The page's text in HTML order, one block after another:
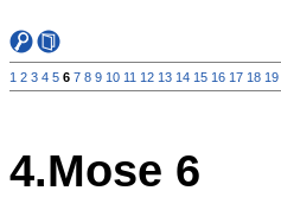
1 2 3 4 5 6 7 8 9 10 11 12 13 14 15 16 17 18 19
4.Mose 6